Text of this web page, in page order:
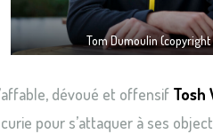
Tom Dumoulin
dévoué et offensif Tosh
pour s’attaquer à ses